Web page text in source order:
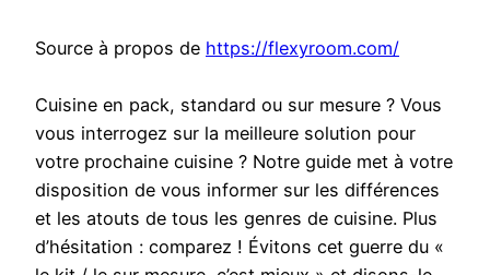
Source à propos de https://flexyroom.com/
Cuisine en pack, standard ou sur mesure ? Vous
vous interrogez sur la meilleure solution pour
votre prochaine cuisine ? Notre guide met à votre
disposition de vous informer sur les différences
et les atouts de tous les genres de cuisine. Plus
d’hésitation : comparez ! Évitons cet guerre du «